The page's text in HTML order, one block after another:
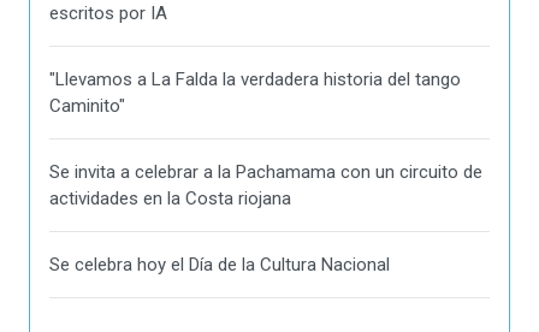
escritos por IA
"Llevamos a La Falda la verdadera historia del tango
Caminito"
Se invita a celebrar a la Pachamama con un circuito de
actividades en la Costa riojana
Se celebra hoy el Día de la Cultura Nacional